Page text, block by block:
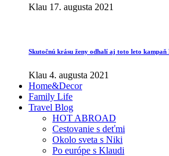
Klau 17. augusta 2021
Skutočnú krásu ženy odhalí aj toto leto kampaň
Klau 4. augusta 2021
Home&Decor
Family Life
Travel Blog
HOT ABROAD
Cestovanie s deťmi
Okolo sveta s Niki
Po európe s Klaudi